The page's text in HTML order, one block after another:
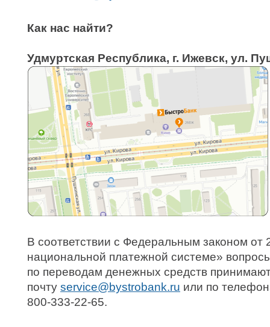
Как нас найти?
Удмуртская Республика, г. Ижевск, ул.
В соответствии с Федеральным законом
национальной платежной системе»
по переводам денежных средств
почту
или по
800-333-22-65.